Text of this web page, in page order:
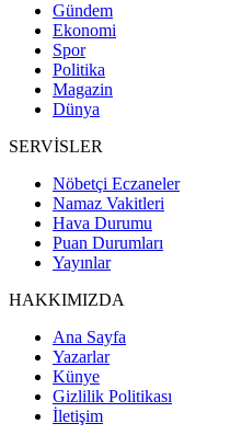
Gündem
Ekonomi
Spor
Politika
Magazin
Dünya
SERVİSLER
Nöbetçi Eczaneler
Namaz Vakitleri
Hava Durumu
Puan Durumları
Yayınlar
HAKKIMIZDA
Ana Sayfa
Yazarlar
Künye
Gizlilik Politikası
İletişim